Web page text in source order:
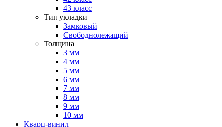
43 класс
Тип укладки
Замковый
Свободнолежащий
Толщина
3 мм
4 мм
5 мм
6 мм
7 мм
8 мм
9 мм
10 мм
Кварц-винил